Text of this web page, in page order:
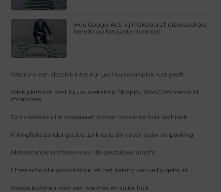
Hoe Google Ads bij makelaars huizenzoekers
bereikt op het juiste moment
Waarom een klassiek interieur uw thuiswerkplek rust geeft
Welk platform past bij uw webshop: Shopify, WooCommerce of
maatwerk
Spinvliesfolie slim toepassen binnen moderne folie techniek
Krimpfolie zonder gedoe: zo kies je slim voor jouw verpakking
Meterstanden noteren voor de sleuteloverdracht
Etherische olie groothandel en het belang van veilig gebruik
Goede kozijnen voor een warmer en stiller huis